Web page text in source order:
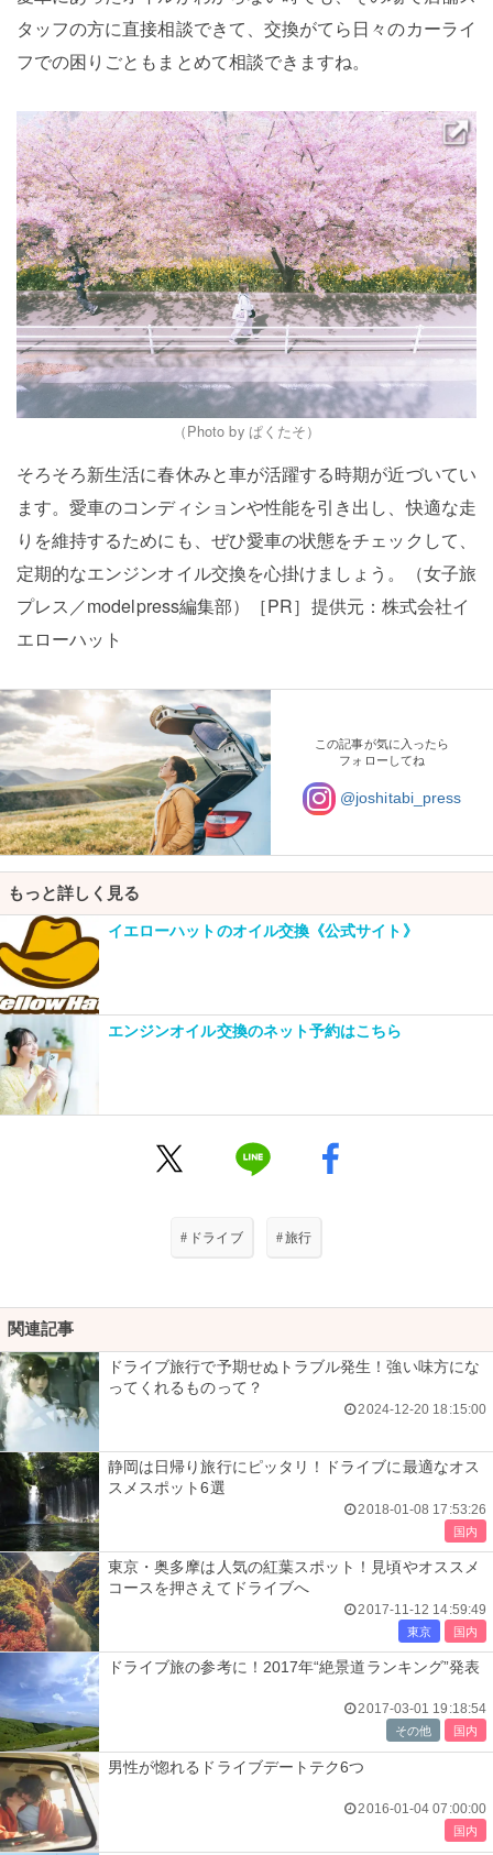
タッフの方に直接相談できて、交換がてら日々のカーライ
フでの困りごともまとめて相談できますね。
（Photo by ぱくたそ）
そろそろ新生活に春休みと車が活躍する時期が近づいてい
ます。愛車のコンディションや性能を引き出し、快適な走
りを維持するためにも、ぜひ愛車の状態をチェックして、
定期的なエンジンオイル交換を心掛けましょう。（女子旅
プレス／modelpress編集部）［PR］提供元：株式会社イ
エローハット
この記事が気に入ったら
フォローしてね
@joshitabi_press
もっと詳しく見る
イエローハットのオイル交換《公式サイト》
エンジンオイル交換のネット予約はこちら
# ドライブ #旅行
関連記事
ドライブ旅行で予期せぬトラブル発生！強い味方にな
ってくれるものって？
2024-12-20 18:15:00
静岡は日帰り旅行にピッタリ！ドライブに最適なオス
スメスポット6選
2018-01-08 17:53:26
国内
東京・奥多摩は人気の紅葉スポット！見頃やオススメ
コースを押さえてドライブへ
2017-11-12 14:59:49
東京 国内
ドライブ旅の参考に！2017年“絶景道ランキング”発表
2017-03-01 19:18:54
その他 国内
男性が惚れるドライブデートテク6つ
2016-01-04 07:00:00
国内